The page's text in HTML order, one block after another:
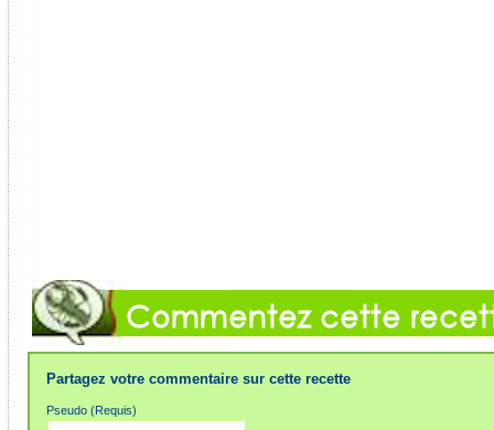
Partagez votre commentaire sur cette recette
Pseudo (Requis)